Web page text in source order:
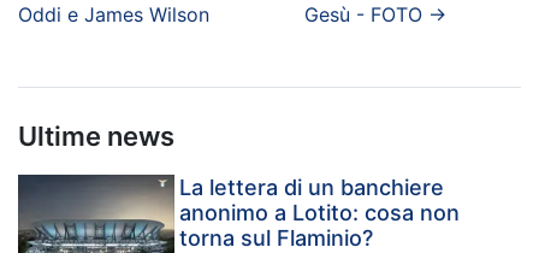
Oddi e James Wilson
Gesù - FOTO→
Ultime news
La lettera di un banchiere
anonimo a Lotito: cosa non
torna sul Flaminio?